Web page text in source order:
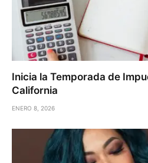
Inicia la Temporada de
California
ENERO 8, 2026